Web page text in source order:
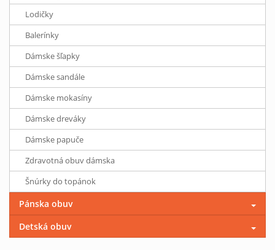
Lodičky
Balerínky
Dámske šľapky
Dámske sandále
Dámske mokasíny
Dámske dreváky
Dámske papuče
Zdravotná obuv dámska
Šnúrky do topánok
Pánska obuv
Detská obuv